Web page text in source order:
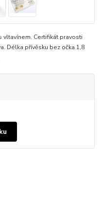
vltavínem. Certifikát pravosti
Délka přívěsku bez očka 1,8